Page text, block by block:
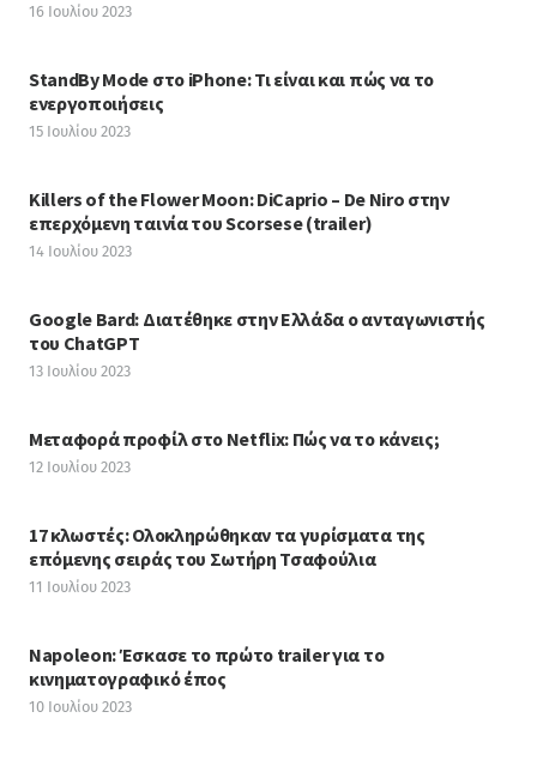
16 Ιουλίου 2023
StandBy Mode στο iPhone: Τι είναι και πώς να το
ενεργοποιήσεις
15 Ιουλίου 2023
Killers of the Flower Moon: DiCaprio – De Niro στην
επερχόμενη ταινία του Scorsese (trailer)
14 Ιουλίου 2023
Google Bard: Διατέθηκε στην Ελλάδα ο ανταγωνιστής
του ChatGPT
13 Ιουλίου 2023
Μεταφορά προφίλ στο Netflix: Πώς να το κάνεις;
12 Ιουλίου 2023
17 κλωστές: Ολοκληρώθηκαν τα γυρίσματα της
επόμενης σειράς του Σωτήρη Τσαφούλια
11 Ιουλίου 2023
Napoleon: Έσκασε το πρώτο trailer για το
κινηματογραφικό έπος
10 Ιουλίου 2023